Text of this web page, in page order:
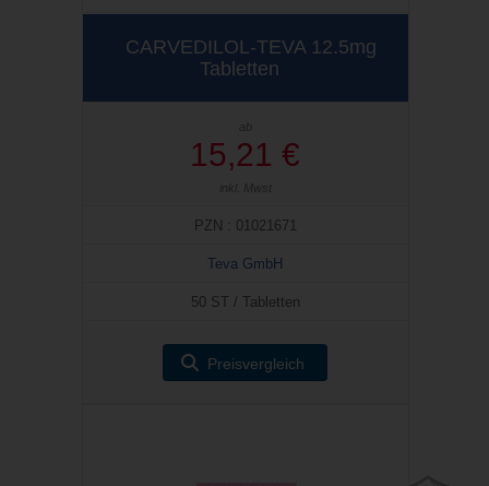
CARVEDILOL-TEVA 12.5mg
Tabletten
ab
15,21 €
inkl. Mwst
PZN : 01021671
Teva GmbH
50 ST / Tabletten
Preisvergleich